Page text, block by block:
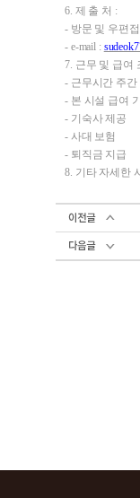
6. 제 출 처 :
- 방문 및 우편
- e-mail :
7. 근무 및 급여
- 근무시간 주간
- 본 시설 급여
- 기숙사 제공
- 사대 보험
- 퇴직금 지급
8. 기타 자세한